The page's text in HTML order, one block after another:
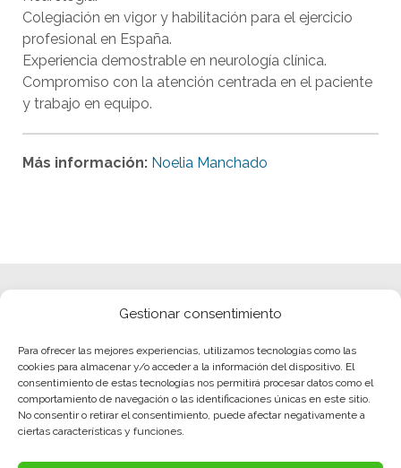
Gestionar consentimiento
Para ofrecer las mejores experiencias, utilizamos tecnologías como las
cookies para almacenar y/o acceder a la información del dispositivo. El
consentimiento de estas tecnologías nos permitirá procesar datos como el
comportamiento de navegación o las identificaciones únicas en este sitio.
No consentir o retirar el consentimiento, puede afectar negativamente a
ciertas características y funciones.
Colegiación en vigor y habilitación para el ejercicio
profesional en España.
Experiencia demostrable en neurología clínica.
Compromiso con la atención centrada en el paciente
y trabajo en equipo.
Más información: Noelia Manchado